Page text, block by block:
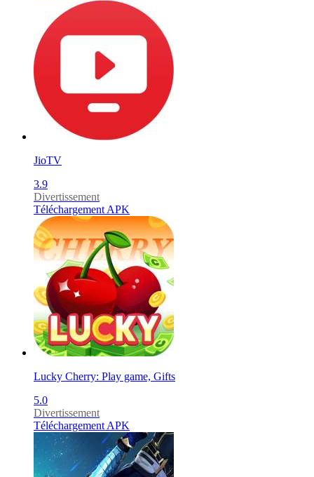
JioTV
3.9
Divertissement
Téléchargement APK
Lucky Cherry: Play game, Gifts
5.0
Divertissement
Téléchargement APK